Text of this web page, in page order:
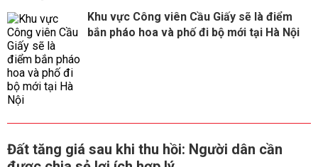
Khu vực Công viên Cầu Giấy sẽ là điểm
bắn pháo hoa và phố đi bộ mới tại Hà Nội
Đất tăng giá sau khi thu hồi: Người dân cần